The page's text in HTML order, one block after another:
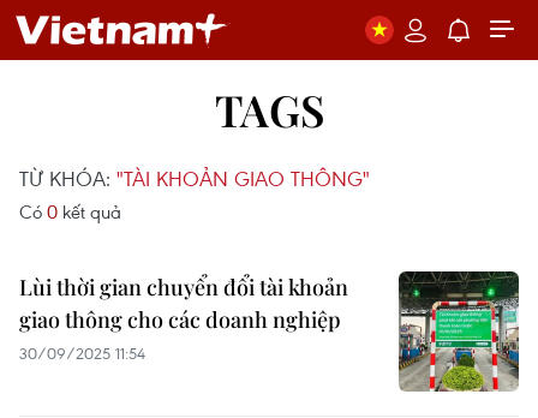
TAGS
TỪ KHÓA: "TÀI KHOẢN GIAO THÔNG"
Có 0 kết quả
Lùi thời gian chuyển đổi tài khoản
giao thông cho các doanh nghiệp
30/09/2025 11:54